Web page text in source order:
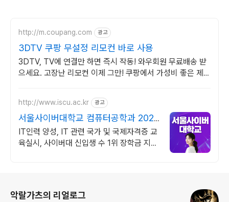
http://m.coupang.com 광고
3DTV 쿠팡 무설정 리모컨 바로 사용
3DTV, TV에 연결만 하면 즉시 작동! 와우회원 무료배송 받
으세요. 고장난 리모컨 이제 그만! 쿠팡에서 가성비 좋은 제품
http://www.iscu.ac.kr 광고
서울사이버대학교 컴퓨터공학과 2026
가을학기 신편입생
IT인력 양성, IT 관련 국가 및 국제자격증 교
육실시, 사이버대 신입생 수 1위 장학금 지급
악랄가츠의 리얼로그